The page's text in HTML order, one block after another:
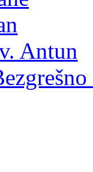
Antun